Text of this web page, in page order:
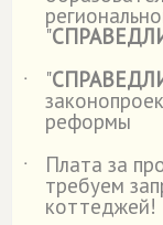
"
˙
"
реформы
˙
Плата за
требуем
коттеджей!